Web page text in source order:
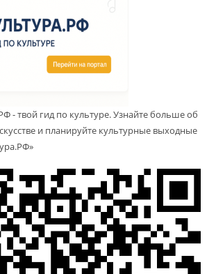
- твой гид по культуре. Узнайте больше об
и планируйте культурные выходные